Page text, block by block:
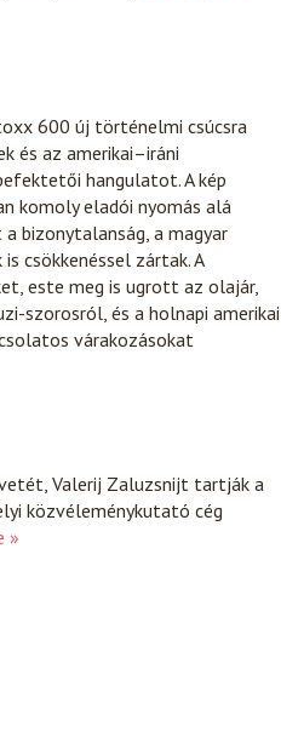
600 új történelmi csúcsra
és az amerikai–iráni
hangulatot. A kép
komoly eladói nyomás alá
bizonytalanság, a magyar
csökkenéssel zártak. A
este meg is ugrott az olajár,
szorosról, és a holnapi amerikai
várakozásokat
Valerij Zaluzsnijt tartják a
közvéleménykutató cég
»